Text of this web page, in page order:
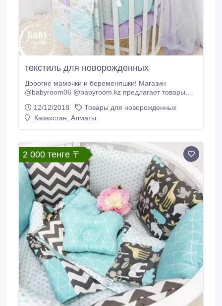
текстиль для новорожденных
Дорогие мамочки и беременяшки! Магазин
@babyroom06 @babyroom.kz предлагает товары
ассортимент товаров: Подушки для беременных.
Коконы. Бортики в манежку. Конвертики на выписку.
ортопедические подушки.
12/12/2018
Товары для новорожденных
Казахстан, Алматы
2 000 тенге 〒